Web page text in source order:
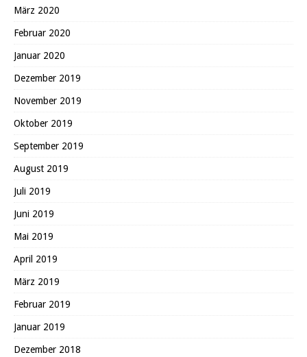
März 2020
Februar 2020
Januar 2020
Dezember 2019
November 2019
Oktober 2019
September 2019
August 2019
Juli 2019
Juni 2019
Mai 2019
April 2019
März 2019
Februar 2019
Januar 2019
Dezember 2018